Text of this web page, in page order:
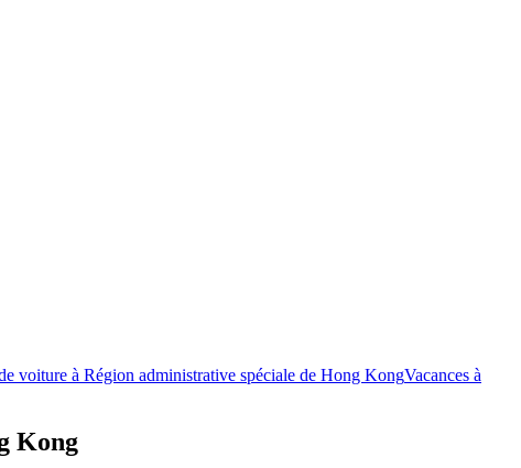
voiture à Région administrative spéciale de Hong KongVacances à
Kong